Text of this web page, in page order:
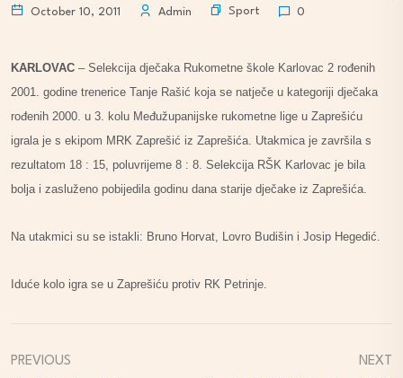
October 10, 2011 Admin Sport 0
KARLOVAC – Selekcija dječaka Rukometne škole Karlovac 2 rođenih
2001. godine trenerice Tanje Rašić koja se natječe u kategoriji dječaka
rođenih 2000. u 3. kolu Međužupanijske rukometne lige u Zaprešiću
igrala je s ekipom MRK Zaprešić iz Zaprešića. Utakmica je završila s
rezultatom 18 : 15, poluvrijeme 8 : 8. Selekcija RŠK Karlovac je bila
bolja i zasluženo pobijedila godinu dana starije dječake iz Zaprešića.
Na utakmici su se istakli: Bruno Horvat, Lovro Budišin i Josip Hegedić.
Iduće kolo igra se u Zaprešiću protiv RK Petrinje.
PREVIOUS
NEXT